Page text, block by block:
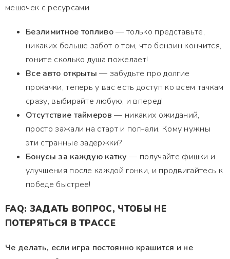
мешочек с ресурсами
Безлимитное топливо— только представьте,
никаких больше забот о том, что бензин кончится,
гоните сколько душа пожелает!
Все авто открыты — забудьте про долгие
прокачки, теперь у вас есть доступ ко всем тачкам
сразу, выбирайте любую, и вперед!
Отсутствие таймеров — никаких ожиданий,
просто зажали на старт и погнали. Кому нужны
эти странные задержки?
Бонусы за каждую катку — получайте фишки и
улучшения после каждой гонки, и продвигайтесь к
победе быстрее!
FAQ: ЗАДАТЬ ВОПРОС, ЧТОБЫ НЕ
ПОТЕРЯТЬСЯ В ТРАССЕ
Че делать, если игра постоянно крашится и не